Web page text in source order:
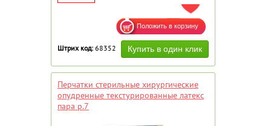
ДОБАВИТЬ В ИЗБРАННОЕ
Штрих код: 68352
Перчатки стерильные хирургические
опудренные текстурированные латекс
пара р.7